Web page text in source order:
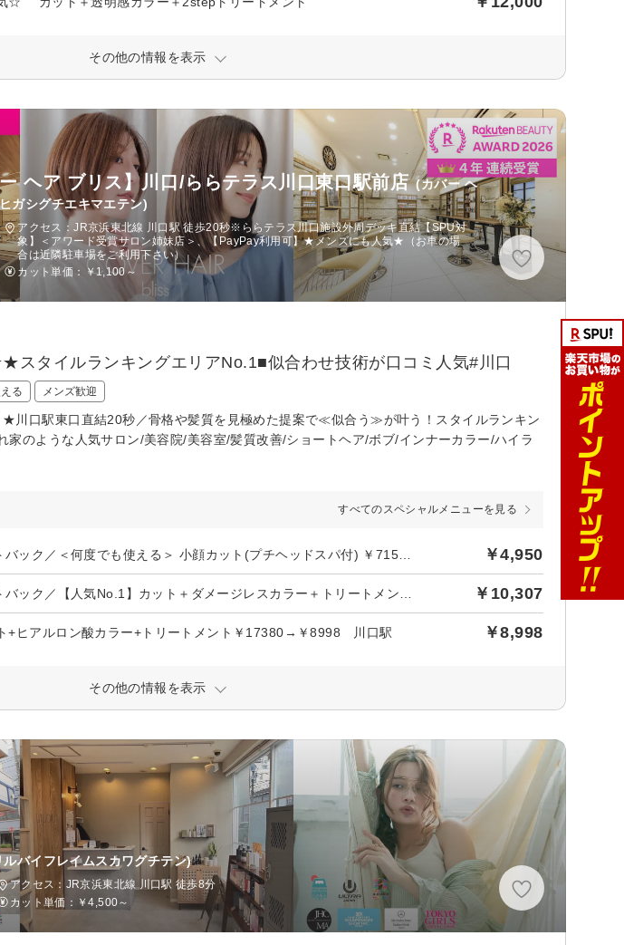
その他の情報を表示
ヘア ブリス】川口/ららテラス川口東口駅前店 (カバー ヘ
ガシグチエキマエテン)
アクセス：JR京浜東北線 川口駅 徒歩20秒※ららテラス川口施設外周デッキ直結【SPU対
象】＜アワード受賞サロン姉妹店＞、【PayPay利用可】★メンズにも人気★（お車の場
合は近隣駐車場をご利用下さい）
カット単価： ￥1,100～
タイルランキングエリアNo.1■似合わせ技術が口コミ人気#川口
る メンズ歓迎
川口駅東口直結20秒／骨格や髪質を見極めた提案で≪似合う≫が叶う！スタイルランキン
家のような人気サロン/美容院/美容室/髪質改善/ショートヘア/ボブ/インナーカラー/ハイラ
すべてのスペシャルメニューを見る
￥4,950
￥10,307
+ヒアルロン酸カラー+トリートメント￥17380→￥8998 川口駅 ￥8,998
その他の情報を表示
ルバイフレイムスカワグチテン)
アクセス：JR京浜東北線 川口駅 徒歩8分
カット単価： ￥4,500～